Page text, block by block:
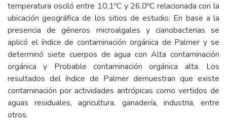
temperatura osciló entre 10,1ºC y 26,0ºC relacionada con la
ubicación geográfica de los sitios de estudio. En base a la
presencia de géneros microalgales y cianobacterias se
aplicó el índice de contaminación orgánica de Palmer y se
determinó siete cuerpos de agua con Alta contaminación
orgánica y Probable contaminación orgánica alta. Los
resultados del índice de Palmer demuestran que existe
contaminación por actividades antrópicas como vertidos de
aguas residuales, agricultura, ganadería, industria, entre
otros.